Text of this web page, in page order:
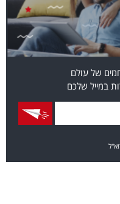
של עולם
במייל שלכם